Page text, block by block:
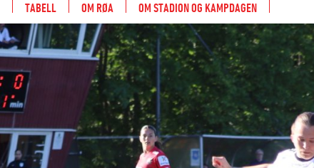
TABELL OM RØA OM STADION OG KAMPDAGEN